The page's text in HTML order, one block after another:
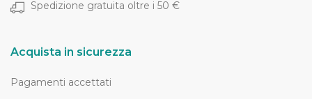
Spedizione gratuita oltre i 50 €
Acquista in sicurezza
Pagamenti accettati